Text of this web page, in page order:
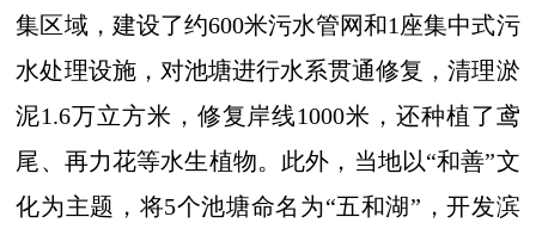
集区域，建设了约600米污水管网和1座集中式污
水处理设施，对池塘进行水系贯通修复，清理淤
泥1.6万立方米，修复岸线1000米，还种植了鸢
尾、再力花等水生植物。此外，当地以“和善”文
化为主题，将5个池塘命名为“五和湖”，开发滨